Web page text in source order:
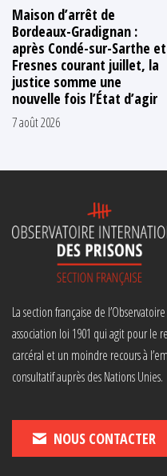
Maison d’arrêt de
Bordeaux-Gradignan :
après Condé-sur-Sarthe et
Fresnes courant juillet, la
justice somme une
nouvelle fois l’État d’agir
7 août 2026
La section française de
association loi 1901 qui agit pour le
carcéral et un moindre recours à
consultatif auprès des Nations Unies.
NOUS CONTACTER